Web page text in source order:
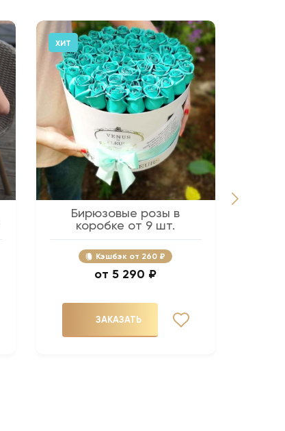
ХИТ
Бирюзовые розы в
коробке от 9 шт.
Кэшбэк 260 ₽
5 290 ₽
ЗАКАЗАТЬ